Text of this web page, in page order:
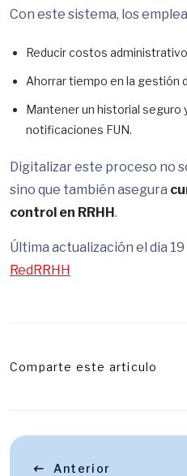
Con este sistema, los
Reducir costos
Ahorrar tiempo en la gestión
Mantener un historial seguro
notificaciones FUN.
Digitalizar este proceso no
sino que también asegura
control en RRHH.
Última actualización el dia
RedRRHH
Comparte este articulo
Anterior